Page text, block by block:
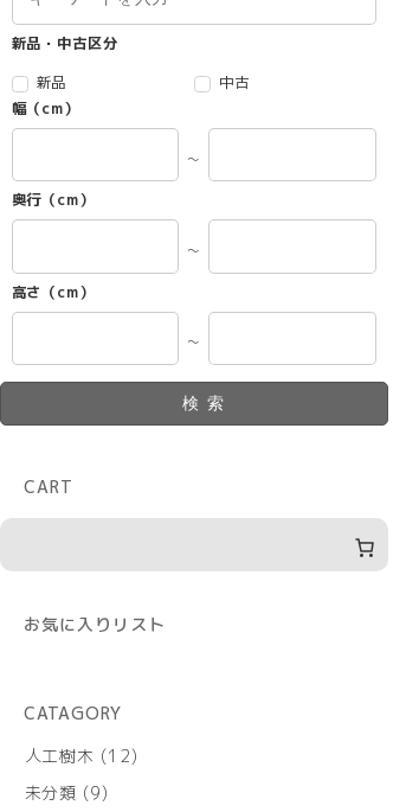
新品・中古区分
新品
中古
幅（cm）
～
奥行（cm）
～
高さ（cm）
～
検索
CART
お気に入りリスト
CATAGORY
人工樹木
1212
未分類 99